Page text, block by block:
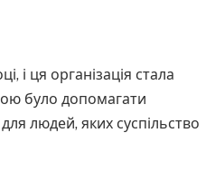
і ця організація стала
було допомагати
людей, яких суспільство